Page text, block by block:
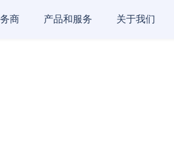
商 产品和服务 关于我们